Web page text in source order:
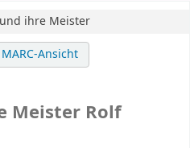
ihre Meister
Ansicht
Meister Rolf